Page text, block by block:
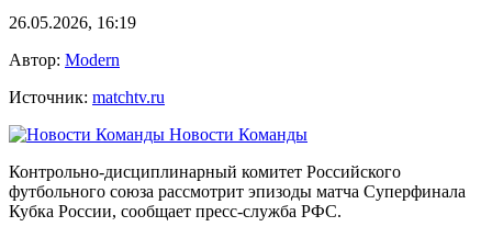
26.05.2026, 16:19
Автор: Modern
Источник: matchtv.ru
Новости Команды
Контрольно‑дисциплинарный комитет Российского
футбольного союза рассмотрит эпизоды матча Суперфинала
Кубка России, сообщает пресс‑служба РФС.